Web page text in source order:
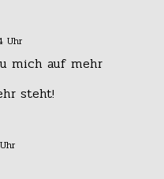
Uhr
mich auf mehr
steht!